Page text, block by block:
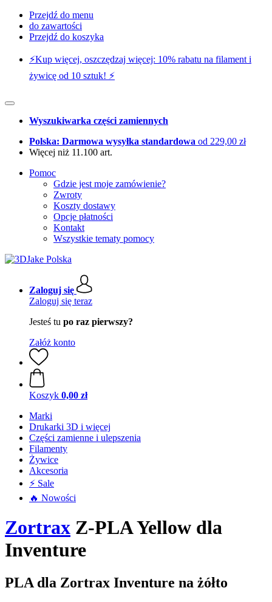
Przejdź do menu
do zawartości
Przejdź do koszyka
⚡️Kup więcej, oszczędzaj więcej: 10% rabatu na filament i
żywicę od 10 sztuk! ⚡️
Wyszukiwarka części zamiennych
Polska: Darmowa wysyłka standardowa od 229,00 zł
Więcej niż 11.100 art.
Pomoc
Gdzie jest moje zamówienie?
Zwroty
Koszty dostawy
Opcje płatności
Kontakt
Wszystkie tematy pomocy
Zaloguj się
Zaloguj się teraz
Jesteś tu po raz pierwszy?
Załóż konto
Koszyk 0,00 zł
Marki
Drukarki 3D i więcej
Części zamienne i ulepszenia
Filamenty
Żywice
Akcesoria
⚡ Sale
🔥 Nowości
Zortrax Z-PLA Yellow dla
Inventure
PLA dla Zortrax Inventure na żółto